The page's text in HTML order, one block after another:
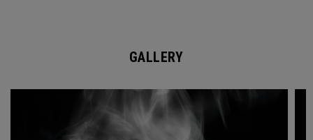
GALLERY